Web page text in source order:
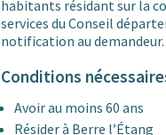
habitants résidant sur la
services du Conseil
notification au demandeur.
Conditions
Avoir au moins 60 ans
Résider à Berre l’Étang